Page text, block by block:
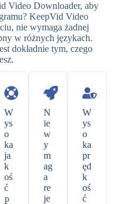
Video Downloader, aby
KeepVid Video
nie wymaga żadnej
w różnych językach.
dokładnie tym, czego
W
ys
o
ka
ja
k
oś
ć
P
N
ie
w
y
m
ag
a
re
je
W
ys
o
ka
pr
ęd
k
oś
ć